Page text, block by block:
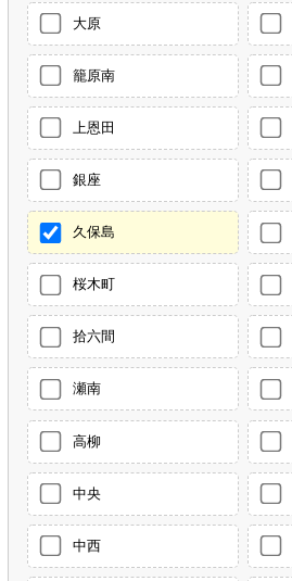
大原
籠原南
上恩田
銀座
久保島
桜木町
拾六間
瀬南
高柳
中央
中西